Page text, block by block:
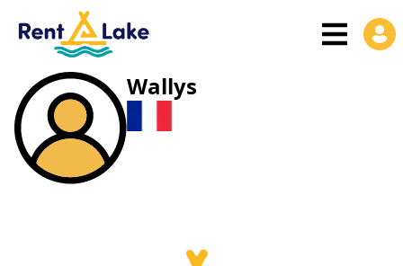
Wallys